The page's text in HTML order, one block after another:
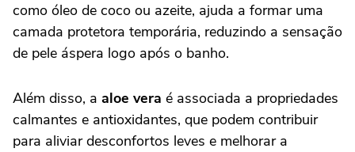
como óleo de coco ou azeite, ajuda a formar uma
camada protetora temporária, reduzindo a sensação
de pele áspera logo após o banho.
Além disso, a aloe vera é associada a propriedades
calmantes e antioxidantes, que podem contribuir
para aliviar desconfortos leves e melhorar a